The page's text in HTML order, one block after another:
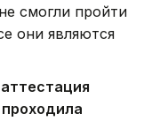
смогли пройти
они являются